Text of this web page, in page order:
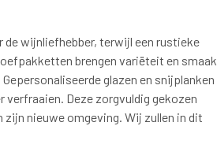
wijnliefhebber, terwijl een rustieke
brengen variëteit en smaak
glazen en snijplanken
verfraaien. Deze zorgvuldig gekozen
nieuwe omgeving. Wij zullen in dit